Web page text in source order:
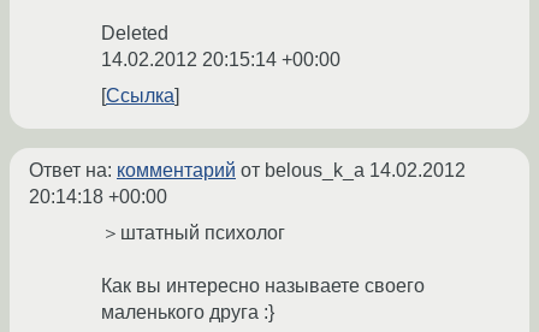
Deleted
14.02.2012 20:15:14 +00:00
Ссылка
Ответ на: комментарий от belous_k_a 14.02.2012
20:14:18 +00:00
＞штатный психолог
Как вы интересно называете своего
маленького друга :}